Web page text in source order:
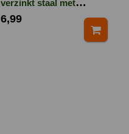
verzinkt staal met
essenhouten handvat
6,99